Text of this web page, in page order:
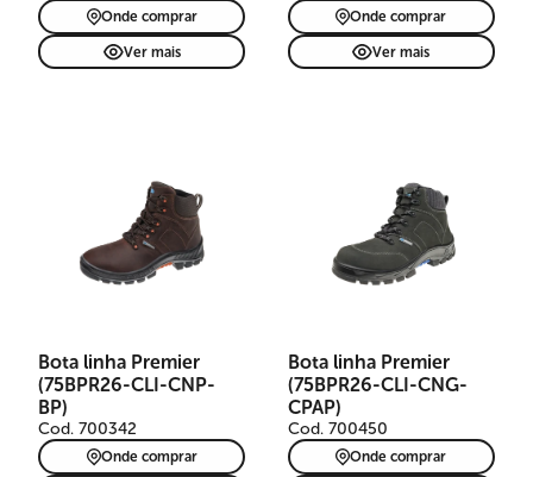
Onde comprar
Ver mais
Onde comprar
Ver mais
Bota linha Premier
(75BPR26-CLI-CNP-
BP)
Cod. 700342
Onde comprar
Bota linha Premier
(75BPR26-CLI-CNG-
CPAP)
Cod. 700450
Onde comprar